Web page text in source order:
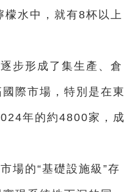
水中，就有8杯以上
步形成了集生產、倉
際市場，特別是在東
年的約4800家，成
場的“基礎設施級”存